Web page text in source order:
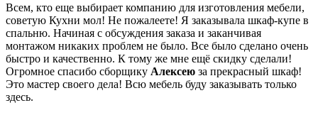
Всем, кто еще выбирает компанию для изготовления мебели,
советую Кухни мол! Не пожалеете! Я заказывала шкаф-купе в
спальню. Начиная с обсуждения заказа и заканчивая
монтажом никаких проблем не было. Все было сделано очень
быстро и качественно. К тому же мне ещё скидку сделали!
Огромное спасибо сборщику Алексею за прекрасный шкаф!
Это мастер своего дела! Всю мебель буду заказывать только
здесь.